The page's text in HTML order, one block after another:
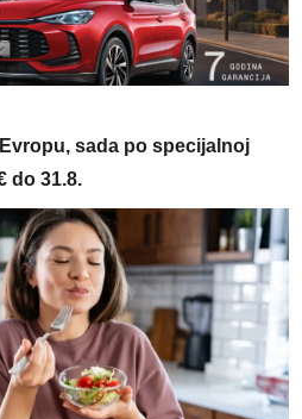
sada po specijalnoj
do 31.8.